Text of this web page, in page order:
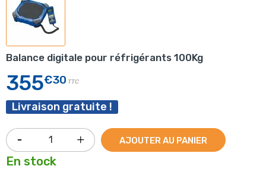
Balance digitale pour réfrigérants 100Kg
355€30 TTC
Livraison gratuite !
AJOUTER AU PANIER
En stock